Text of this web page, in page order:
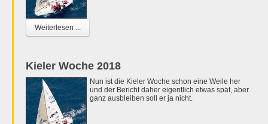
Weiterlesen ...
Kieler Woche 2018
Nun ist die Kieler Woche schon eine Weile her
und der Bericht daher eigentlich etwas spät, aber
ganz ausbleiben soll er ja nicht.